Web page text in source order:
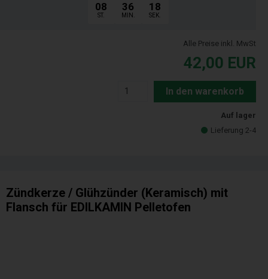
08
ST.
36
MIN.
17
SEK.
Alle Preise inkl. MwSt
42,00 EUR
In den warenkorb
Auf lager
Lieferung 2-4
Zündkerze / Glühzünder (Keramisch) mit
Flansch für EDILKAMIN Pelletofen